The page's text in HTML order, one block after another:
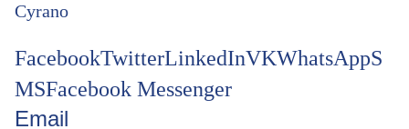
Cyrano
FacebookTwitterLinkedInVKWhatsAppS
MSFacebook Messenger
Email